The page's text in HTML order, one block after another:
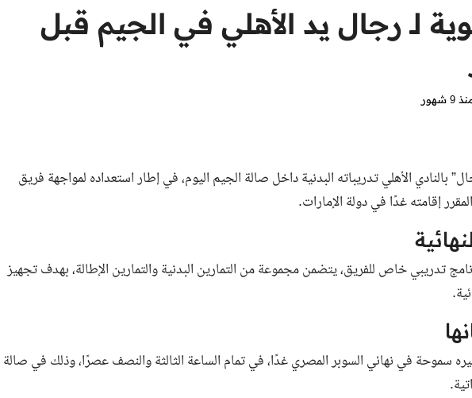
لـ رجال يد الأهلي في الجيم قبل
9 شهور
بالنادي الأهلي تدريباته البدنية داخل صالة الجيم اليوم، في إطار استعداده لمواجهة فريق
إقامته غدًا في دولة الإمارات.
تدريبي خاص للفريق، يتضمن مجموعة من التمارين البدنية والتمارين الإطالة، بهدف تجهيز
سموحة في نهائي السوبر المصري غدًا، في تمام الساعة الثالثة والنصف عصرًا، وذلك في صالة